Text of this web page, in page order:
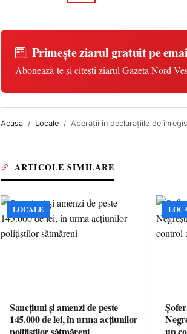
Primește ziarul gratuit pe
Abonează-te și citești ziarul Gazeta Nord-
Acasa Locale Aberații în declarațiile de
ARTICOLE SIMILARE
LOCALE
Sancțiuni și amenzi de peste
145.000 de lei, în urma acțiunilor